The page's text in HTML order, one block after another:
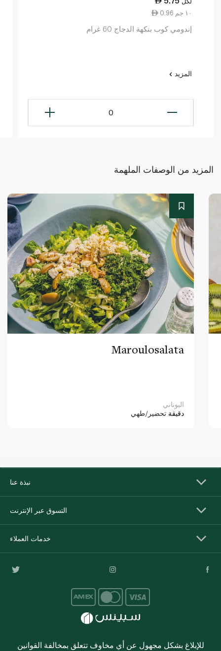
0.96 ١٠ جم
إندومي كوب بنكهة الدجاج 60 غرام
المزيد
0
المزيد من الوصفات الملهمة
Maroulosalata
اليوناني
دقيقة تحضير/طهي
نبذة عنا
التسوق عبر الإنترنت
خدمات العملاء
للإبلاغ بشكل مجهول عن أي مخاوف تتعلق بمخالفة القوانين